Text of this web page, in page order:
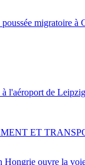
migratoire à
l'aéroport de
Hongrie ouvre la
ET